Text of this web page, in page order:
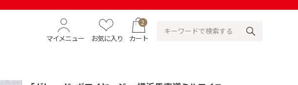
マイメニュー お気に入り
2
カート